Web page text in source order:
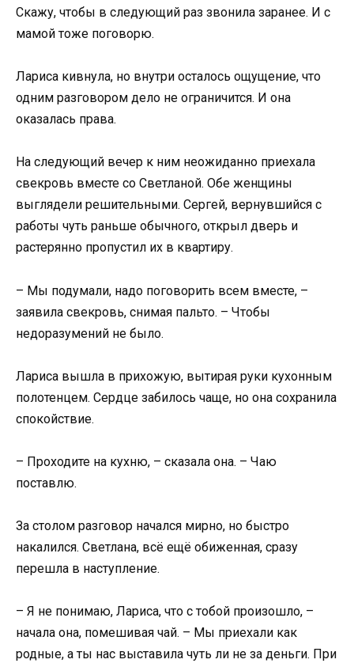
Скажу, чтобы в следующий раз звонила заранее. И с
мамой тоже поговорю.
Лариса кивнула, но внутри осталось ощущение, что
одним разговором дело не ограничится. И она
оказалась права.
На следующий вечер к ним неожиданно приехала
свекровь вместе со Светланой. Обе женщины
выглядели решительными. Сергей, вернувшийся с
работы чуть раньше обычного, открыл дверь и
растерянно пропустил их в квартиру.
– Мы подумали, надо поговорить всем вместе, –
заявила свекровь, снимая пальто. – Чтобы
недоразумений не было.
Лариса вышла в прихожую, вытирая руки кухонным
полотенцем. Сердце забилось чаще, но она сохранила
спокойствие.
– Проходите на кухню, – сказала она. – Чаю
поставлю.
За столом разговор начался мирно, но быстро
накалился. Светлана, всё ещё обиженная, сразу
перешла в наступление.
– Я не понимаю, Лариса, что с тобой произошло, –
начала она, помешивая чай. – Мы приехали как
родные, а ты нас выставила чуть ли не за деньги. При